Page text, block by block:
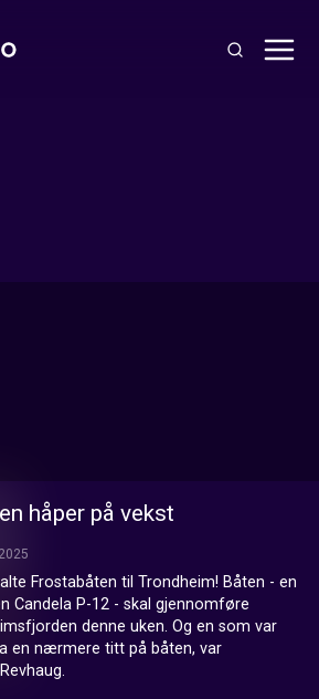
håper på vekst
Frostabåten til Trondheim! Båten - en
Candela P-12 - skal gjennomføre
denne uken. Og en som var
en nærmere titt på båten, var